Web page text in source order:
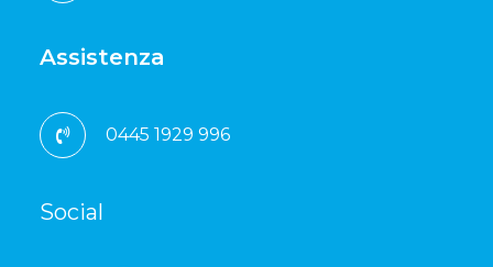
Assistenza
0445 1929 996
Social